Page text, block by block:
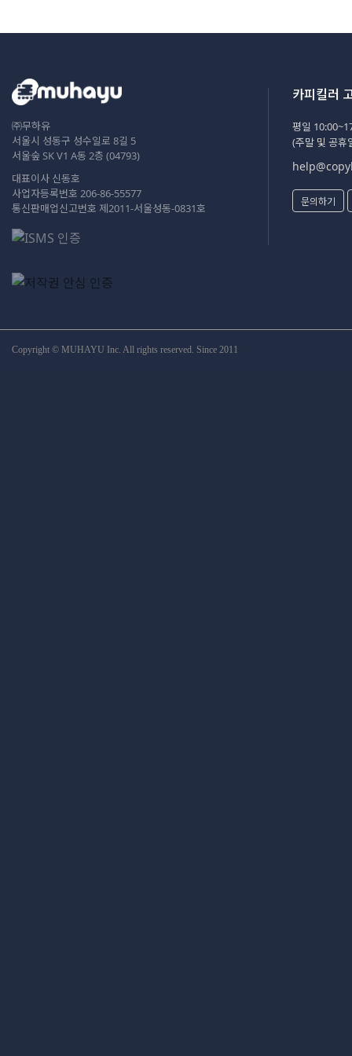
㈜무하유
서울시 성동구 성수일로 8길 5
서울숲 SK V1 A동 2층 (04793)
대표이사 신동호
사업자등록번호 206-86-55577
통신판매업신고번호 제2011-서울성동-0831호
카피킬러
평일
(주말 및 공휴
문의하기
Copyright © MUHAYU Inc. All rights reserved. Since 2011